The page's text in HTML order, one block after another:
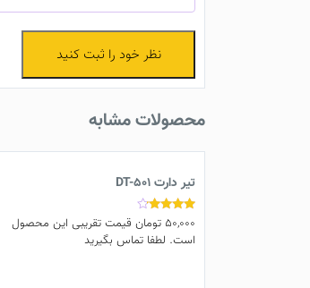
نظر خود را ثبت کنید
محصولات مشابه
تیر دارت DT-501
نمره
4.00
از 5
50,000 تومان قیمت تقریبی این محصول
است. لطفا تماس بگیرید